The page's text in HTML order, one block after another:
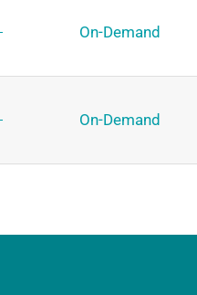
On-Demand
On-Demand